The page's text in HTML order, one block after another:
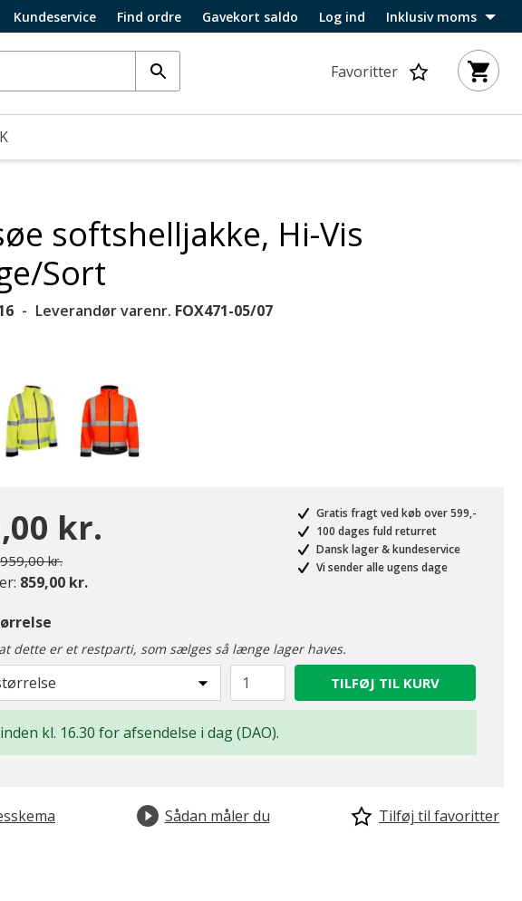
Kundeservice Find ordre Gavekort saldo Log ind Inklusiv moms
Favoritter
softshelljakke, Hi-Vis
Sort
Leverandør varenr. FOX471-05/07
kr.
Pris nedsat fra
959,00 kr.til
859,00 kr.
Gratis fragt ved køb over 599,-
100 dages fuld returret
Dansk lager & kundeservice
Vi sender alle ugens dage
dette er et restparti, som sælges så længe lager haves.
TILFØJ TIL KURV
kl. 16.30 for afsendelse i dag (DAO).
Sådan måler du Tilføj til favoritter